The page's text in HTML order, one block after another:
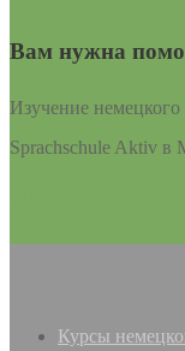
Вам нужна
Изучение
Sprachschule Aktiv в
Курсы